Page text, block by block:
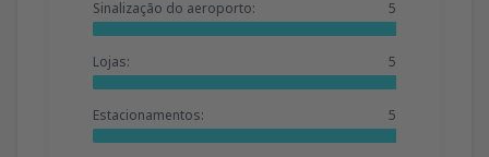
Sinalização do aeroporto: 5
Lojas: 5
Estacionamentos: 5